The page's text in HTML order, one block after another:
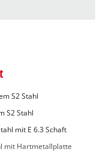
S2 Stahl
S2 Stahl
mit E 6.3 Schaft
mit Hartmetallplatte